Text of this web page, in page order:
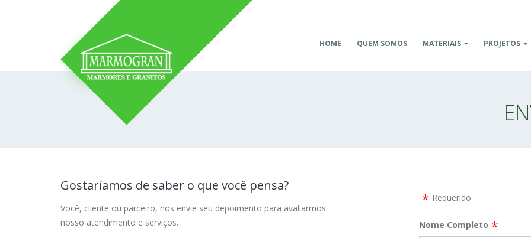
HOME QUEM SOMOS MATERIAIS PROJETOS
Gostaríamos de saber o que você pensa?
Você, cliente ou parceiro, nos envie seu depoimento para avaliarmos
nosso atendimento e serviços.
Requerido
Nome Completo